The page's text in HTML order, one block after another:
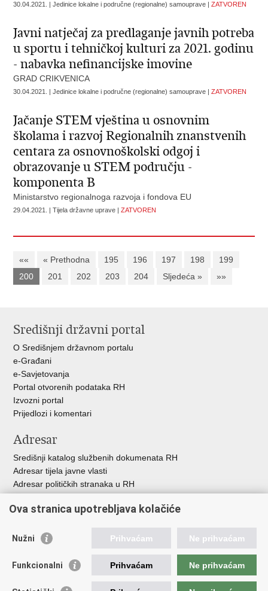
30.04.2021. | Jedinice lokalne i područne (regionalne) samouprave |ZATVOREN
Javni natječaj za predlaganje javnih potreba
u sportu i tehničkoj kulturi za 2021. godinu
- nabavka nefinancijske imovine
GRAD CRIKVENICA
30.04.2021. | Jedinice lokalne i područne (regionalne) samouprave |ZATVOREN
Jačanje STEM vještina u osnovnim
školama i razvoj Regionalnih znanstvenih
centara za osnovnoškolski odgoj i
obrazovanje u STEM području -
komponenta B
Ministarstvo regionalnoga razvoja i fondova EU
29.04.2021. | Tijela državne uprave |ZATVOREN
«« « Prethodna 195 196 197 198
199
200
201 202 203 204 Sljedeća » »»
Središnji državni portal
O Središnjem državnom portalu
e-Građani
e-Savjetovanja
Portal otvorenih podataka RH
Izvozni portal
Prijedlozi i komentari
Adresar
Središnji katalog službenih dokumenata RH
Adresar tijela javne vlasti
Adresar političkih stranaka u RH
Besplatni telefoni javne uprave
Važne poveznice
Vlada Republike Hrvatske
Ova stranica upotrebljava kolačiće
Nužni Prihvaćam Ne prihvaćam
Funkcionalni Prihvaćam Ne prihvaćam